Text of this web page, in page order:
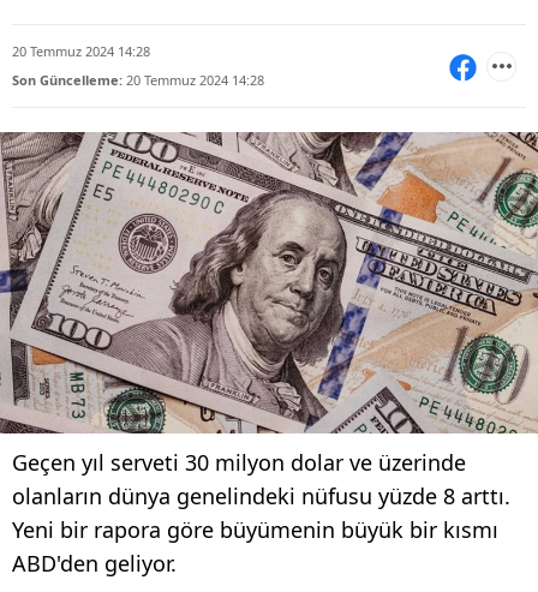
20 Temmuz 2024 14:28
Son Güncelleme: 20 Temmuz 2024 14:28
Geçen yıl serveti 30 milyon dolar ve üzerinde
olanların dünya genelindeki nüfusu yüzde 8 arttı.
Yeni bir rapora göre büyümenin büyük bir kısmı
ABD'den geliyor.